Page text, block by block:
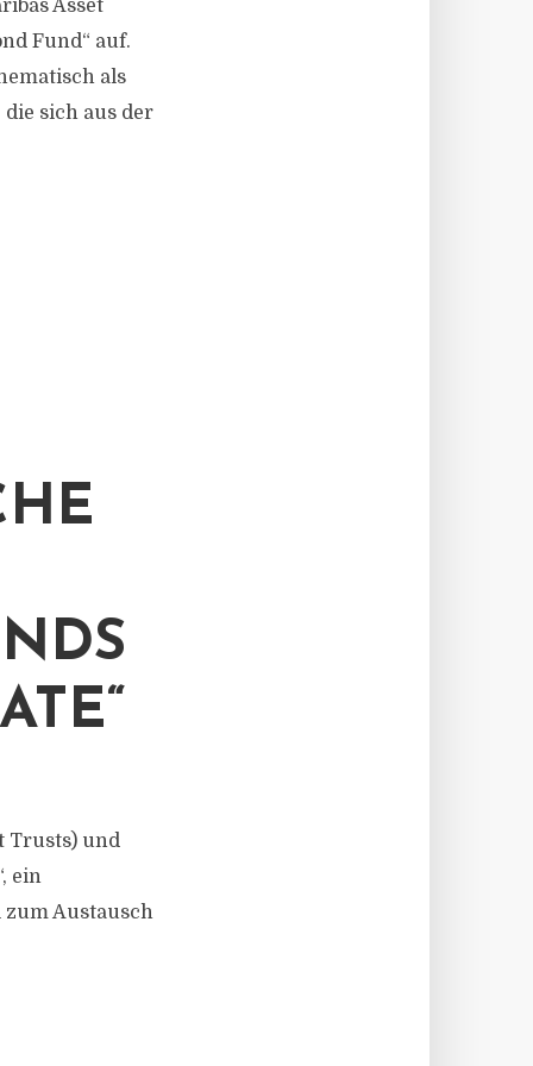
Asset
Fund“ auf.
als
sich aus der
Trusts) und
ein
zum Austausch